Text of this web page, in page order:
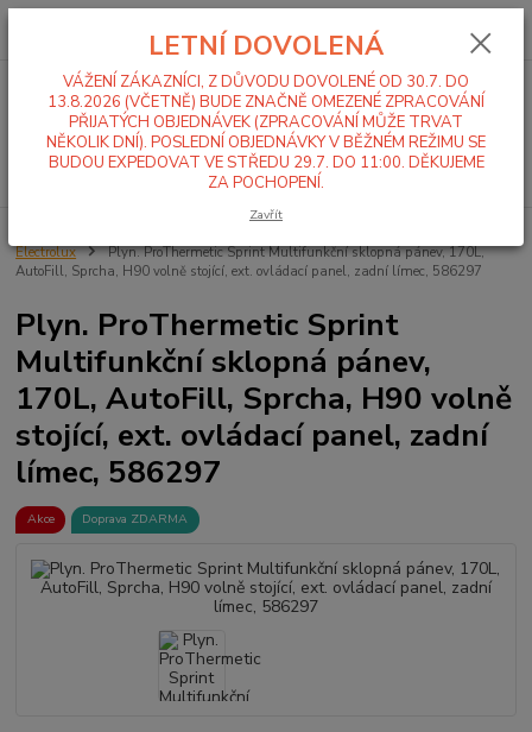
Menu
Hledat
0,00 Kč
Electrolux
Plyn. ProThermetic Sprint Multifunkční sklopná pánev, 170L,
AutoFill, Sprcha, H90 volně stojící, ext. ovládací panel, zadní límec, 586297
Plyn. ProThermetic Sprint
Multifunkční sklopná pánev,
170L, AutoFill, Sprcha, H90 volně
stojící, ext. ovládací panel, zadní
límec, 586297
Akce Doprava ZDARMA
LETNÍ DOVOLENÁ
VÁŽENÍ ZÁKAZNÍCI, Z DŮVODU DOVOLENÉ OD 30.7. DO
13.8.2026 (VČETNĚ) BUDE ZNAČNĚ OMEZENÉ ZPRACOVÁNÍ
PŘIJATÝCH OBJEDNÁVEK (ZPRACOVÁNÍ MŮŽE TRVAT
NĚKOLIK DNÍ). POSLEDNÍ OBJEDNÁVKY V BĚŽNÉM REŽIMU SE
BUDOU EXPEDOVAT VE STŘEDU 29.7. DO 11:00. DĚKUJEME
ZA POCHOPENÍ.
Zavřít